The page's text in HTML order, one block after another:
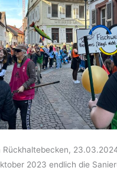
Rückhaltebecken,
2023 endlich die